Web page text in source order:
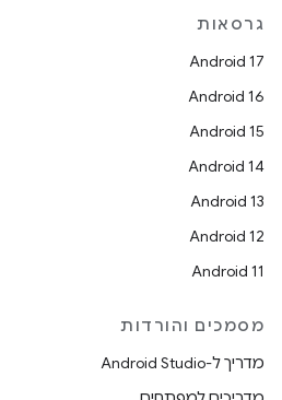
גרסאות
Android 17
Android 16
Android 15
Android 14
Android 13
Android 12
Android 11
מסמכים והורדות
מדריך ל-Android Studio